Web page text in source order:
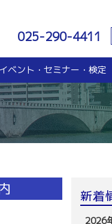
025-290-4411
資金
無担保・無
各種融資制度
危機管理
危機管理支援（
与信管理支援(
ビジネス総合保険
売上債権保全制
業務災害補償プ
休業補償プラン
商工会議所会員
イベント・セミナー・検定
新着
2026